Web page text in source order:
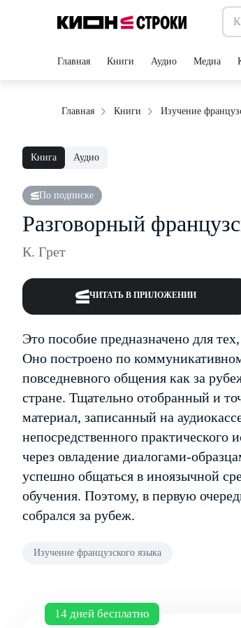
Главная Книги Аудио Медиа
Главная Книги Изучение
Книга Аудио
По подписке
Разговорный
К. Грет
ЧИТАТЬ В ПРИЛОЖЕНИИ
Это пособие предназначено для
Оно построено по
повседневного общения как за
стране. Тщательно отобранный и
материал, записанный на
непосредственного практического
через овладение диалогами-
успешно общаться в иноязычной
обучения. Поэтому, в первую
собрался за рубеж.
Изучение французского языка
14 дней бесплатно